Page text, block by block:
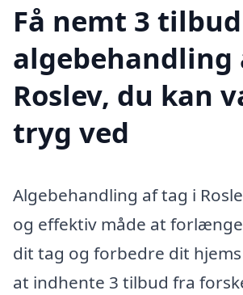
Få nemt 3
algebehandling
Roslev, du kan
tryg ved
Algebehandling af tag i
og effektiv måde at
dit tag og forbedre dit
at indhente 3 tilbud fra